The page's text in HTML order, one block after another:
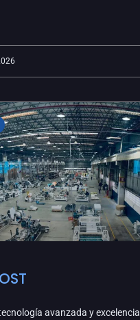
avanzada y excelencia